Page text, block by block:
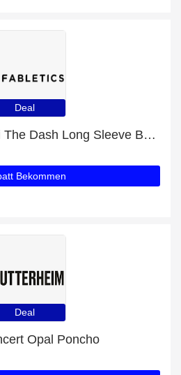
Deal
Sparen Sie 12% bei The Dash Long Sleeve Button Up
Bekommen
Deal
Opal Poncho